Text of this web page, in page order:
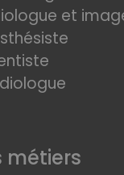
et
métiers